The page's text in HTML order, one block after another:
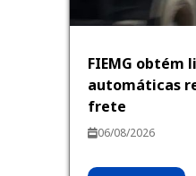
FIEMG obtém
automáticas
frete
06/08/2026